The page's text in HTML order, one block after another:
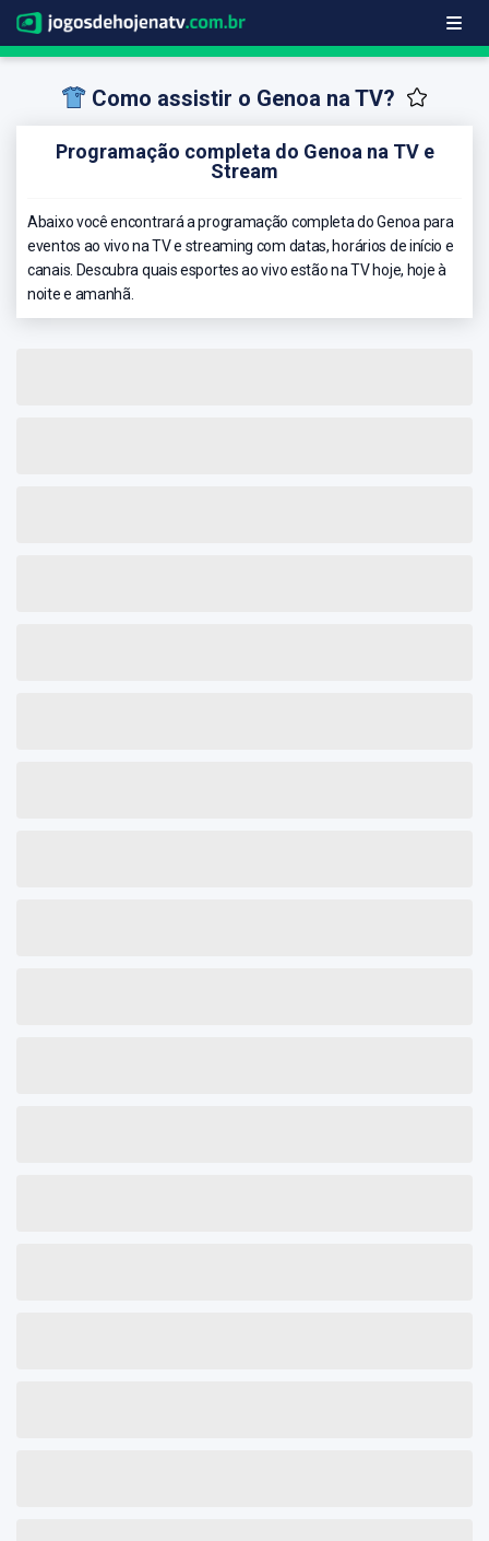
Como assistir o Genoa na TV?
Programação completa do Genoa na TV e
Stream
Abaixo você encontrará a programação completa do Genoa para
eventos ao vivo na TV e streaming com datas, horários de início e
canais. Descubra quais esportes ao vivo estão na TV hoje, hoje à
noite e amanhã.